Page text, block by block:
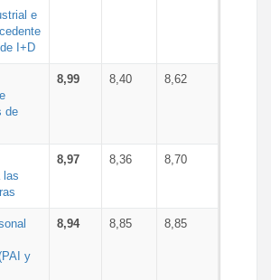
e
I+D
de
8,99 8,40 8,62
las
8,97 8,36 8,70
y
8,94 8,85 8,85